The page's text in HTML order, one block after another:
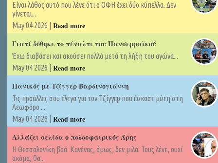
Είναι λάθος αυτό που λένε ότι ο ΟΦΗ έχει δύο κύπελλα. Δεν
γίνεται...
May 04 2026 | Read more
Γιατί δόθηκε το πέναλτι του Πανσερραϊκού
Έχω διαβάσει και ακούσει πολλά μετά τη λήξη του αγώνα...
May 04 2026 | Read more
Πανικός με Τζίγγερ Βαρδινογιάννη
Τις προάλλες σου έλεγα για τον Τζίγγερ που έσκασε μύτη στη
Λεωφόρο ...
May 04 2026 | Read more
Αλλάζει σελίδα ο ποδοσφαιρικός Άρης
Η Θεσσαλονίκη βοά. Κανένας, όμως, δεν μιλά. Τους λένε, ουχί
ακόμα, θα...